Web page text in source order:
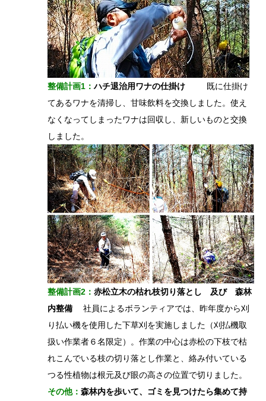
整備計画1：ハチ退治用ワナの仕掛け 既に仕掛け
てあるワナを清掃し、甘味飲料を交換しました。使え
なくなってしまったワナは回収し、新しいものと交換
しました。
整備計画2： 赤松立木の枯れ枝切り落とし 及び 森林
内整備 社員によるボランティアでは、昨年度から刈
り払い機を使用した下草刈を実施しました（刈払機取
扱い作業者６名限定）。作業の中心は赤松の下枝で枯
れこんでいる枝の切り落とし作業と、絡み付いている
つる性植物は根元及び眼の高さの位置で切りました。
その他： 森林内を歩いて、ゴミを見つけたら集めて持